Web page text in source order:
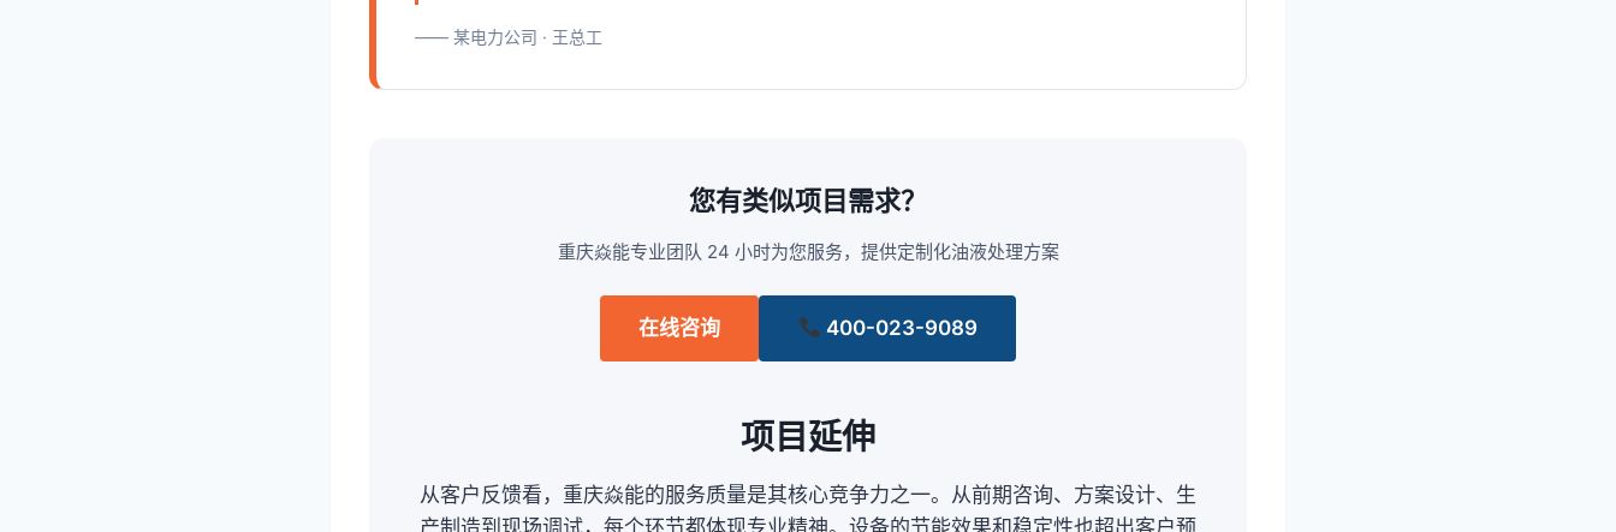
—— 某电力公司 · 王总工
您有类似项目需求？
重庆焱能专业团队 24 小时为您服务，提供定制化油液处理方案
在线咨询 400-023-9089
项目延伸
从客户反馈看，重庆焱能的服务质量是其核心竞争力之一。从前期咨询、方案设计、生
产制造到现场调试，每个环节都体现专业精神。设备的节能效果和稳定性也超出客户预